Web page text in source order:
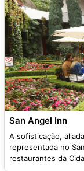
San Angel Inn
A sofisticação,
representada no
restaurantes da